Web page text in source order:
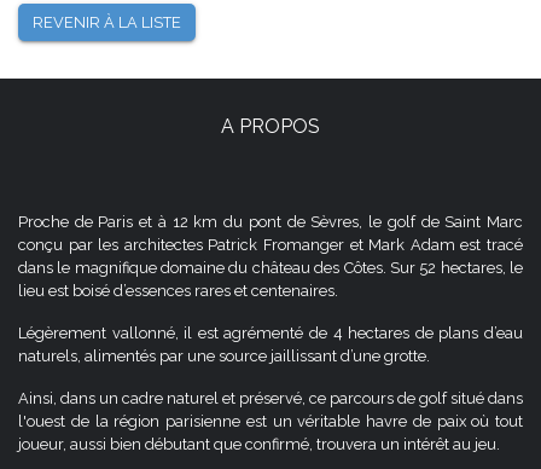
REVENIR À LA LISTE
A PROPOS
Proche de Paris et à 12 km du pont de Sèvres, le golf de Saint Marc
conçu par les architectes Patrick Fromanger et Mark Adam est tracé
dans le magnifique domaine du château des Côtes. Sur 52 hectares, le
lieu est boisé d’essences rares et centenaires.
Légèrement vallonné, il est agrémenté de 4 hectares de plans d’eau
naturels, alimentés par une source jaillissant d’une grotte.
Ainsi, dans un cadre naturel et préservé, ce parcours de golf situé dans
l'ouest de la région parisienne est un véritable havre de paix où tout
joueur, aussi bien débutant que confirmé, trouvera un intérêt au jeu.